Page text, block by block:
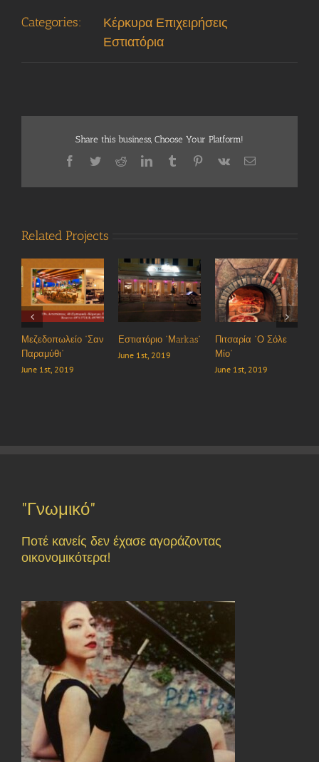
Categories:
Κέρκυρα Επιχειρήσεις
Εστιατόρια
Share this business, Choose Your Platform!
Facebook
TwitterRedditLinkedInTumblr Pinterest
Vk Email
Related Projects
“Σαν
Εστιατόριο “Μarkas”
Πιτσαρία “Ο Σόλε
Μίο”
Καφέ/Μπαρ
June 1st, 2019
"Γνωμικό"
Ποτέ κανείς δεν έχασε αγοράζοντας
οικονομικότερα!